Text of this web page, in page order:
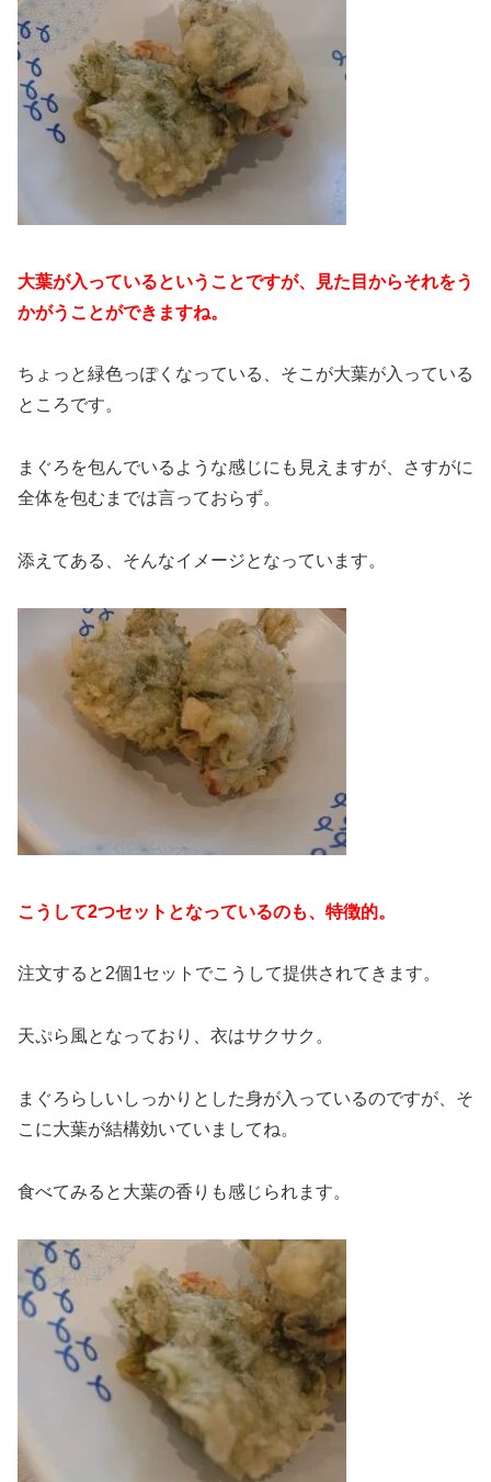
大葉が入っているということですが、見た目からそれをう
かがうことができますね。
ちょっと緑色っぽくなっている、そこが大葉が入っている
ところです。
まぐろを包んでいるような感じにも見えますが、さすがに
全体を包むまでは言っておらず。
添えてある、そんなイメージとなっています。
こうして2つセットとなっているのも、特徴的。
注文すると2個1セットでこうして提供されてきます。
天ぷら風となっており、衣はサクサク。
まぐろらしいしっかりとした身が入っているのですが、そ
こに大葉が結構効いていましてね。
食べてみると大葉の香りも感じられます。